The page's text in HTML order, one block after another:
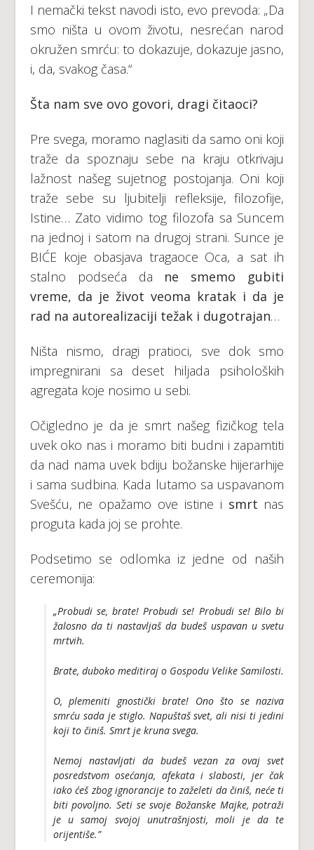
I nemački tekst navodi isto, evo prevoda: „Da
smo ništa u ovom životu, nesrećan narod
okružen smrću: to dokazuje, dokazuje jasno,
i, da, svakog časa.“
Šta nam sve ovo govori, dragi čitaoci?
Pre svega, moramo naglasiti da samo oni koji
traže da spoznaju sebe na kraju otkrivaju
lažnost našeg sujetnog postojanja. Oni koji
traže sebe su ljubitelji refleksije, filozofije,
Istine… Zato vidimo tog filozofa sa Suncem
na jednoj i satom na drugoj strani. Sunce je
BIĆE koje obasjava tragaoce Oca, a sat ih
stalno podseća da ne smemo gubiti
vreme, da je život veoma kratak i da je
rad na autorealizaciji težak i dugotrajan…
Ništa nismo, dragi pratioci, sve dok smo
impregnirani sa deset hiljada psiholoških
agregata koje nosimo u sebi.
Očigledno je da je smrt našeg fizičkog tela
uvek oko nas i moramo biti budni i zapamtiti
da nad nama uvek bdiju božanske hijerarhije
i sama sudbina. Kada lutamo sa uspavanom
Svešću, ne opažamo ove istine i smrt nas
proguta kada joj se prohte.
Podsetimo se odlomka iz jedne od naših
ceremonija:
„Probudi se, brate! Probudi se! Probudi se! Bilo bi
žalosno da ti nastavljaš da budeš uspavan u svetu
mrtvih.
Brate, duboko meditiraj o Gospodu Velike Samilosti.
O, plemeniti gnostički brate! Ono što se naziva
smrću sada je stiglo. Napuštaš svet, ali nisi ti jedini
koji to činiš. Smrt je kruna svega.
Nemoj nastavljati da budeš vezan za ovaj svet
posredstvom osećanja, afekata i slabosti, jer čak
iako ćeš zbog ignorancije to zaželeti da činiš, neće ti
biti povoljno. Seti se svoje Božanske Majke, potraži
je u samoj svojoj unutrašnjosti, moli je da te
orijentiše.”